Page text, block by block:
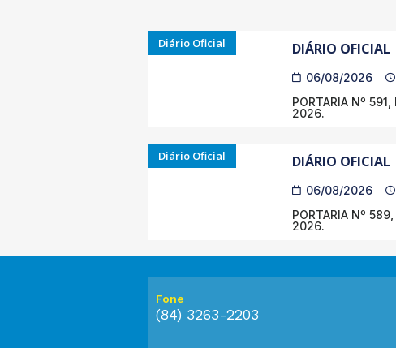
Diário Oficial DIÁRIO OFICIAL
06/08/2026
PORTARIA Nº
2026.
Diário Oficial DIÁRIO OFICIAL
06/08/2026
PORTARIA Nº
2026.
Fone
(84) 3263-2203